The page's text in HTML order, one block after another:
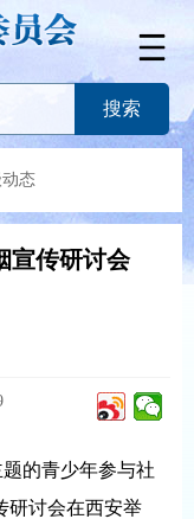
态
宣传研讨会
题的青少年参与社
研讨会在西安举